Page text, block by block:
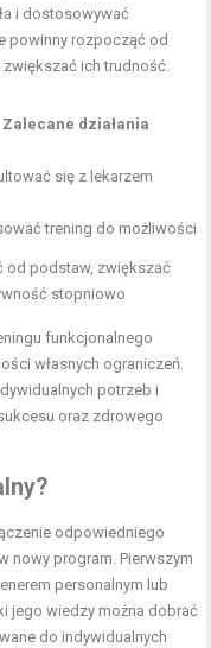
i dostosowywać
powinny rozpocząć od
zwiększać ich trudność.
Zalecane działania
się z lekarzem
trening do możliwości
od podstaw, zwiększać
stopniowo
funkcjonalnego
własnych ograniczeń.
potrzeb i
oraz zdrowego
odpowiedniego
nowy program. Pierwszym
personalnym lub
jego wiedzy można dobrać
do indywidualnych